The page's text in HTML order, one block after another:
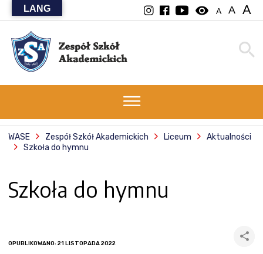
visibility A A A
WASE Zespół Szkół Akademickich Liceum
Aktualności
Szkoła do hymnu
Szkoła do hymnu
OPUBLIKOWANO: 21 LISTOPADA 2022
LANG